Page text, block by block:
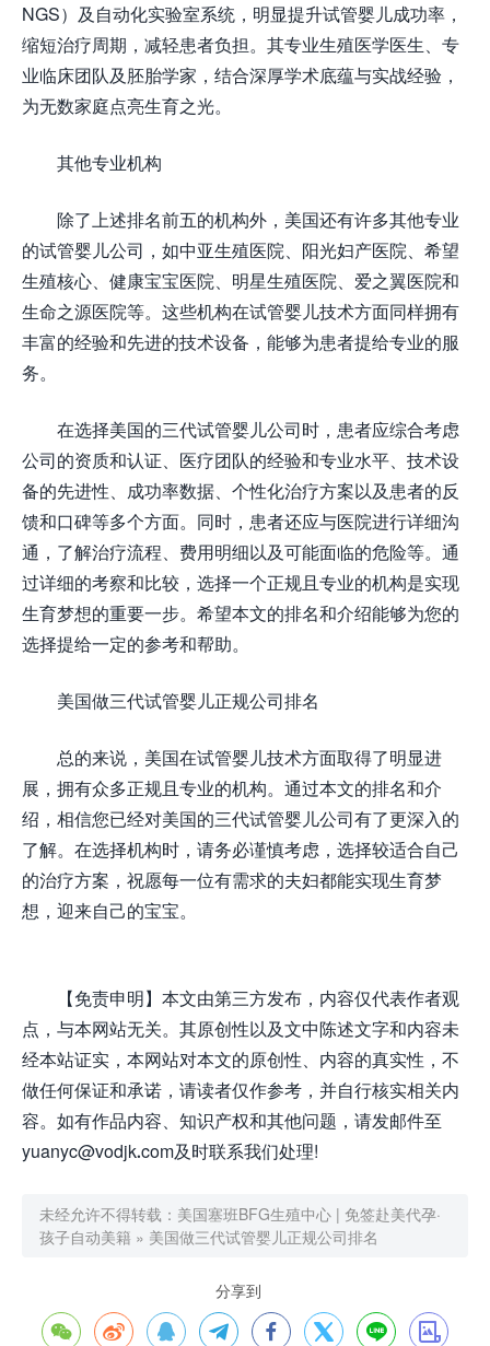
NGS）及自动化实验室系统，明显提升试管婴儿成功率，
缩短治疗周期，减轻患者负担。其专业生殖医学医生、专
业临床团队及胚胎学家，结合深厚学术底蕴与实战经验，
为无数家庭点亮生育之光。
其他专业机构
除了上述排名前五的机构外，美国还有许多其他专业
的试管婴儿公司，如中亚生殖医院、阳光妇产医院、希望
生殖核心、健康宝宝医院、明星生殖医院、爱之翼医院和
生命之源医院等。这些机构在试管婴儿技术方面同样拥有
丰富的经验和先进的技术设备，能够为患者提给专业的服
务。
在选择美国的三代试管婴儿公司时，患者应综合考虑
公司的资质和认证、医疗团队的经验和专业水平、技术设
备的先进性、成功率数据、个性化治疗方案以及患者的反
馈和口碑等多个方面。同时，患者还应与医院进行详细沟
通，了解治疗流程、费用明细以及可能面临的危险等。通
过详细的考察和比较，选择一个正规且专业的机构是实现
生育梦想的重要一步。希望本文的排名和介绍能够为您的
选择提给一定的参考和帮助。
美国做三代试管婴儿正规公司排名
总的来说，美国在试管婴儿技术方面取得了明显进
展，拥有众多正规且专业的机构。通过本文的排名和介
绍，相信您已经对美国的三代试管婴儿公司有了更深入的
了解。在选择机构时，请务必谨慎考虑，选择较适合自己
的治疗方案，祝愿每一位有需求的夫妇都能实现生育梦
想，迎来自己的宝宝。
【免责申明】本文由第三方发布，内容仅代表作者观
点，与本网站无关。其原创性以及文中陈述文字和内容未
经本站证实，本网站对本文的原创性、内容的真实性，不
做任何保证和承诺，请读者仅作参考，并自行核实相关内
容。如有作品内容、知识产权和其他问题，请发邮件至
yuanyc@vodjk.com及时联系我们处理!
未经允许不得转载： 美国塞班BFG生殖中心 | 免签赴美代孕·
孩子自动美籍 » 美国做三代试管婴儿正规公司排名
分享到
       